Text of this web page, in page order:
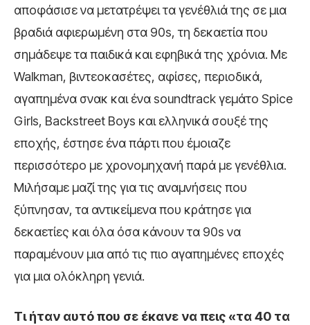
αποφάσισε να μετατρέψει τα γενέθλιά της σε μια
βραδιά αφιερωμένη στα 90s, τη δεκαετία που
σημάδεψε τα παιδικά και εφηβικά της χρόνια. Με
Walkman, βιντεοκασέτες, αφίσες, περιοδικά,
αγαπημένα σνακ και ένα soundtrack γεμάτο Spice
Girls, Backstreet Boys και ελληνικά σουξέ της
εποχής, έστησε ένα πάρτι που έμοιαζε
περισσότερο με χρονομηχανή παρά με γενέθλια.
Μιλήσαμε μαζί της για τις αναμνήσεις που
ξύπνησαν, τα αντικείμενα που κράτησε για
δεκαετίες και όλα όσα κάνουν τα 90s να
παραμένουν μια από τις πιο αγαπημένες εποχές
για μια ολόκληρη γενιά.
Τι ήταν αυτό που σε έκανε να πεις «τα 40 τα